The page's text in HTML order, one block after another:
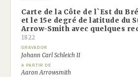
Carte de la Côte de l`Est du
et le 15e degré de latitude du
Arrow-Smith avec quelques
1822
GRAVADOR
Johann Carl Schleich II
A PARTIR DE
Aaron Arrowsmith